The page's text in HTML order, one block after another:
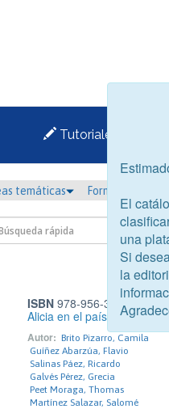
Tutoriales
temáticas Formato
ISBN978-956-363-857-8
Alicia en el país de las
Autor: Brito Pizarro, Camila
Guíñez Abarzúa, Flavio
Salinas Páez, Ricardo
Galvés Pérez, Grecia
Peet Moraga, Thomas
Martínez Salazar, Salomé
El
una
Si
la